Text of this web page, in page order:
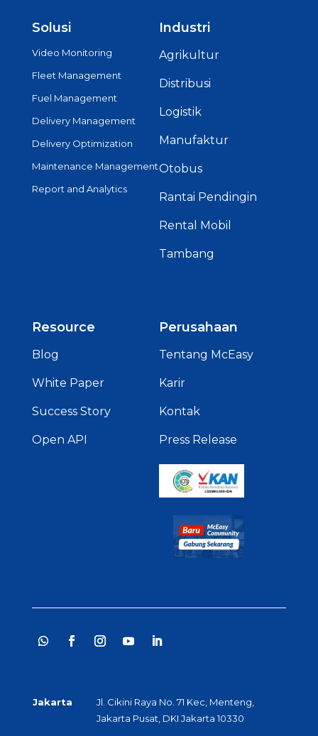
Solusi
Video Monitoring
Fleet Management
Fuel Management
Delivery Management
Delivery Optimization
Maintenance Management
Report and Analytics
Industri
Agrikultur
Distribusi
Logistik
Manufaktur
Otobus
Rantai Pendingin
Rental Mobil
Tambang
Resource
Blog
White Paper
Success Story
Open API
Perusahaan
Tentang McEasy
Karir
Kontak
Press Release
Jakarta
Jl. Cikini Raya No. 71 Kec, Menteng,
Jakarta Pusat, DKI Jakarta 10330